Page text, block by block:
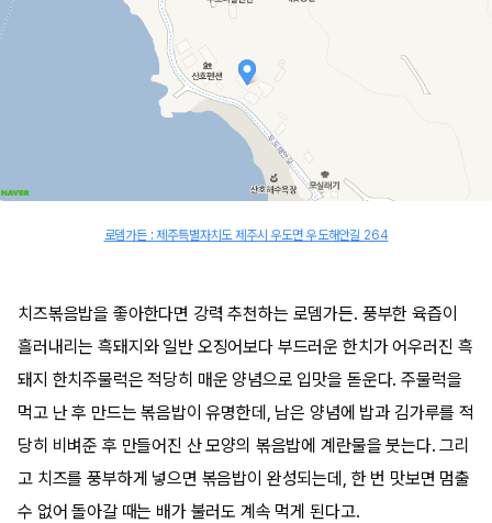
로뎀가든 : 제주특별자치도 제주시 우도면 우도해안길 264
치즈볶음밥을 좋아한다면 강력 추천하는 로뎀가든. 풍부한 육즙이
흘러내리는 흑돼지와 일반 오징어보다 부드러운 한치가 어우러진 흑
돼지 한치주물럭은 적당히 매운 양념으로 입맛을 돋운다. 주물럭을
먹고 난 후 만드는 볶음밥이 유명한데, 남은 양념에 밥과 김가루를 적
당히 비벼준 후 만들어진 산 모양의 볶음밥에 계란물을 붓는다. 그리
고 치즈를 풍부하게 넣으면 볶음밥이 완성되는데, 한 번 맛보면 멈출
수 없어 돌아갈 때는 배가 불러도 계속 먹게 된다고.